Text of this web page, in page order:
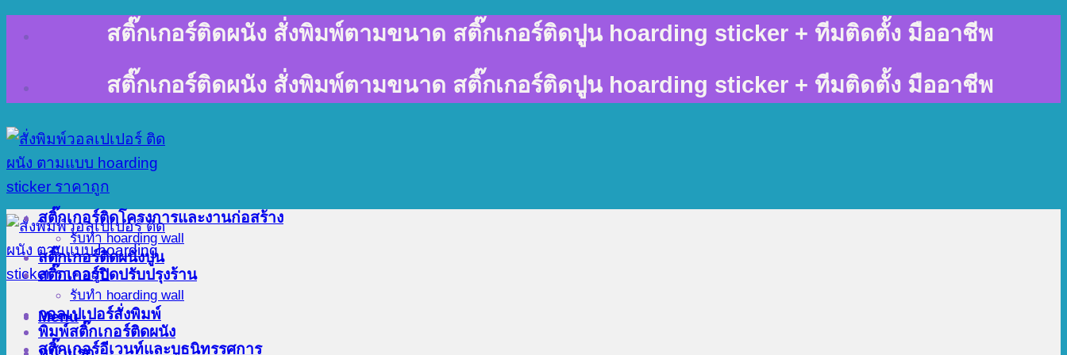
สติ๊กเกอร์ติดผนัง สั่งพิมพ์ตามขนาด สติ๊กเกอร์ติดปูน hoarding sticker + ทีมติดตั้ง มืออาชีพ
สติ๊กเกอร์ติดผนัง สั่งพิมพ์ตามขนาด สติ๊กเกอร์ติดปูน hoarding sticker + ทีมติดตั้ง มืออาชีพ
Menu
สติ๊กเกอร์ติดโครงการและงานก่อสร้าง
รับทำ hoarding wall
สติ๊กเกอร์ติดผนังปูน
สติ๊กเกอร์ปิดปรับปรุงร้าน
รับทำ hoarding wall
วอลเปเปอร์สั่งพิมพ์
พิมพ์สติ๊กเกอร์ติดผนัง
สติ๊กเกอร์อีเวนท์และบูธนิทรรศการ